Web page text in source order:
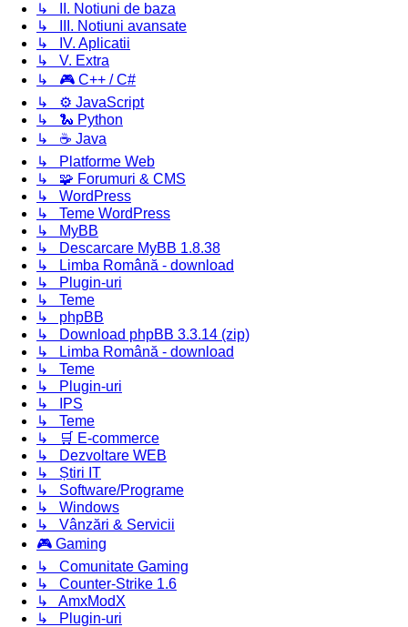
↳ II. Notiuni de baza
↳ III. Notiuni avansate
↳ IV. Aplicatii
↳ V. Extra
↳ 🎮 C++ / C#
↳ ⚙️ JavaScript
↳ 🐍 Python
↳ ☕ Java
↳ Platforme Web
↳ 🧩 Forumuri & CMS
↳ WordPress
↳ Teme WordPress
↳ MyBB
↳ Descarcare MyBB 1.8.38
↳ Limba Română - download
↳ Plugin-uri
↳ Teme
↳ phpBB
↳ Download phpBB 3.3.14 (zip)
↳ Limba Română - download
↳ Teme
↳ Plugin-uri
↳ IPS
↳ Teme
↳ 🛒 E-commerce
↳ Dezvoltare WEB
↳ Știri IT
↳ Software/Programe
↳ Windows
↳ Vânzări & Servicii
🎮 Gaming
↳ Comunitate Gaming
↳ Counter-Strike 1.6
↳ AmxModX
↳ Plugin-uri